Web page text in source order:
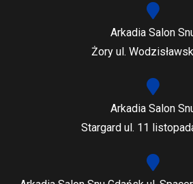
Arkadia Salon
Żory ul.
Arkadia Salon
Stargard ul. 11